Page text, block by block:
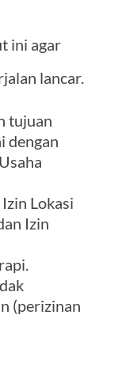
ini agar
lancar.
tujuan
dengan
Lokasi
Izin
(perizinan